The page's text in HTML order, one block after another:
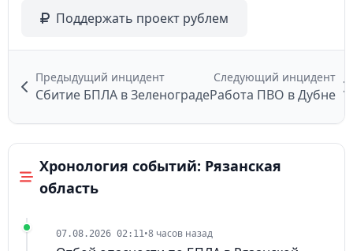
Поддержать проект рублем
Предыдущий инцидент
Сбитие БПЛА в Зеленограде
Следующий инцидент
Работа ПВО в Дубне
Хронология событий: Рязанская
область
07.08.2026 02:11•8 часов назад